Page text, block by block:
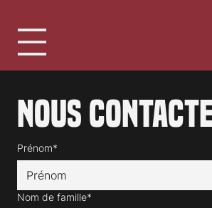
Nous
Prénom*
Nom de famille*